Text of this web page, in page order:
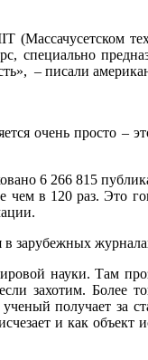
специально
– писали
очень просто –
6 266 815
в 120 раз. Это
зарубежных
науки. Там
захотим. Более
получает за
и как объект